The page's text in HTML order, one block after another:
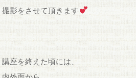
撮影をさせて頂きます
講座を終えた頃には、